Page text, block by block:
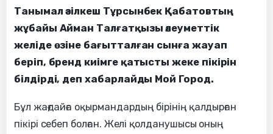
Танымал әзілкеш Тұрсынбек Қабатовтың
жұбайы Айман Талғатқызы әлеуметтік
желіде өзіне бағытталған сынға жауап
беріп, бренд киімге қатысты жеке пікірін
білдірді, деп хабарлайды Мой Город.
Бұл жағдайға оқырмандардың бірінің қалдырған
пікірі себеп болған. Желі қолданушысы оның